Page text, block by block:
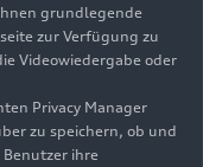
grundlegende
zur Verfügung zu
Videowiedergabe oder
Privacy Manager
zu speichern, ob und
Benutzer ihre